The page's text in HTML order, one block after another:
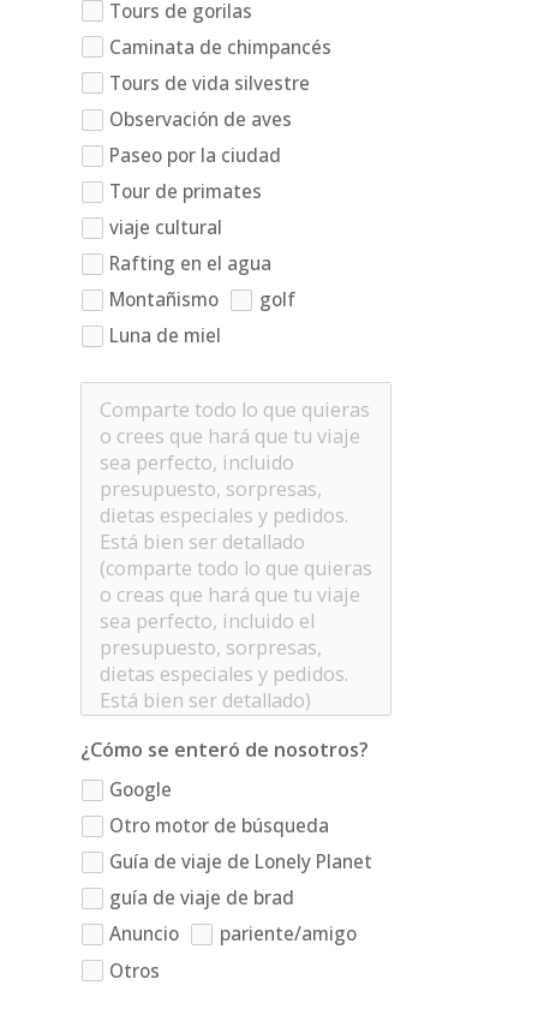
Tours de gorilas
Caminata de chimpancés
Tours de vida silvestre
Observación de aves
Paseo por la ciudad
Tour de primates
viaje cultural
Rafting en el agua
Montañismo
golf
Luna de miel
¿Cómo se enteró de nosotros?
Google
Otro motor de búsqueda
Guía de viaje de Lonely Planet
guía de viaje de brad
Anuncio
pariente/amigo
Otros